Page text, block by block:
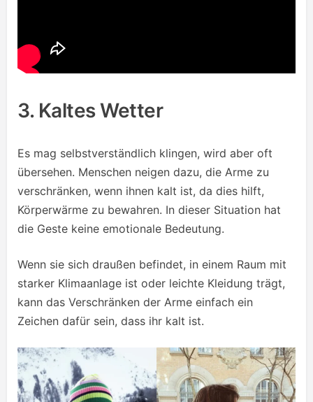
3. Kaltes Wetter
Es mag selbstverständlich klingen, wird aber oft
übersehen. Menschen neigen dazu, die Arme zu
verschränken, wenn ihnen kalt ist, da dies hilft,
Körperwärme zu bewahren. In dieser Situation hat
die Geste keine emotionale Bedeutung.
Wenn sie sich draußen befindet, in einem Raum mit
starker Klimaanlage ist oder leichte Kleidung trägt,
kann das Verschränken der Arme einfach ein
Zeichen dafür sein, dass ihr kalt ist.